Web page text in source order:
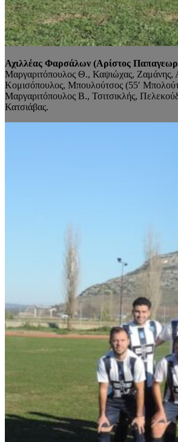
Αχιλλέας Φαρσάλων (Αρίστος
Μαργαριτόπουλος Θ., Καψιώχας, Ζαμάνης,
Κομισόπουλος, Μπουλούτσος (55′
Μαργαριτόπουλος Β., Τσιτσικλής,
Κατσιάβας.